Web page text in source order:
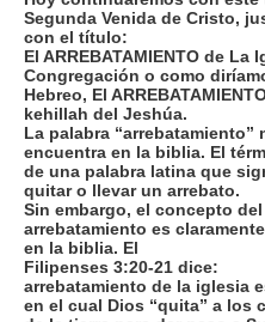
Segunda Venida de Cristo,
con el título:
El ARREBATAMIENTO de La
Congregación o como
Hebreo, El
kehillah del Jeshúa.
La palabra “arrebatamiento”
encuentra en la biblia. El
de una palabra latina que
quitar o llevar un arrebato.
Sin embargo, el concepto del
arrebatamiento es
en la biblia. El
Filipenses 3:20-21 dice:
arrebatamiento de la iglesia
en el cual Dios “quita” a los